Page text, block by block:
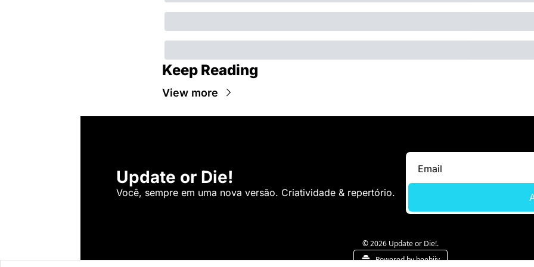
Keep Reading
View more
Update or Die!
Você, sempre em uma nova versão. Criatividade & repertório.
© 2026 Update or Die!.
Powered by beehiiv